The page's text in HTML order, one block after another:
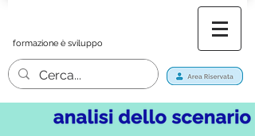
formazione è sviluppo